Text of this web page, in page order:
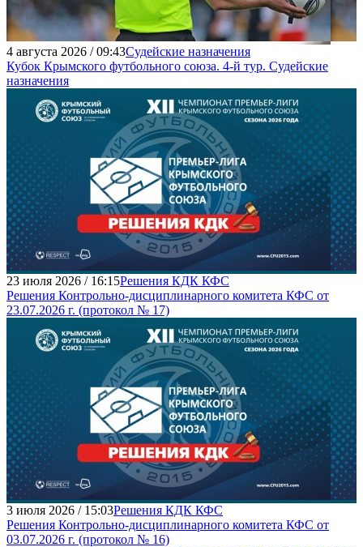
4 августа 2026 / 09:43Судейские назначения
Кубок Крымского футбольного союза. 4-й тур. Судейские
назначения
23 июля 2026 / 16:15Решения КДК КФС
Решения Контрольно-дисциплинарного комитета КФС от
23.07.2026 г. (протокол № 17)
3 июля 2026 / 15:03Решения КДК КФС
Решения Контрольно-дисциплинарного комитета КФС от
03.07.2026 г. (протокол № 16)